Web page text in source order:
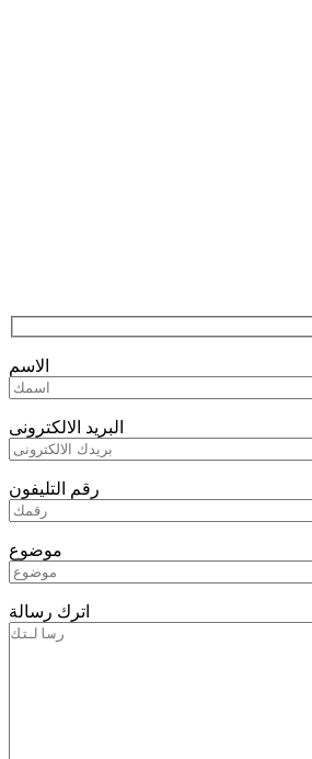
الاسم
البريد الالكترونى
رقم التليفون
موضوع
اترك رسالة